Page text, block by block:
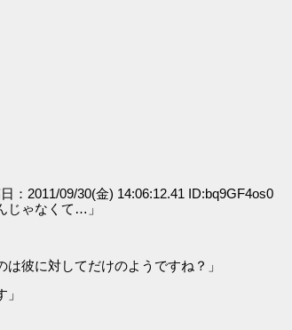
：2011/09/30(金) 14:06:12.41 ID:bq9GF4os0
じゃなくて…」
彼に対してだけのようですね？」